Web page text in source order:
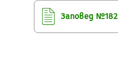
Заповед